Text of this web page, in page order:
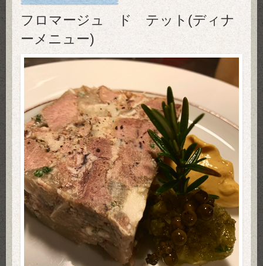
フロマージュ ド テット(ディナ
ーメニュー)